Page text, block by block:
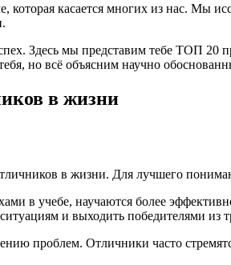
касается многих из нас. Мы
Здесь мы представим тебе ТОП 20
но всё объясним научно
в жизни
в жизни. Для лучшего
в учебе, научаются более
и выходить победителями из
проблем. Отличники часто